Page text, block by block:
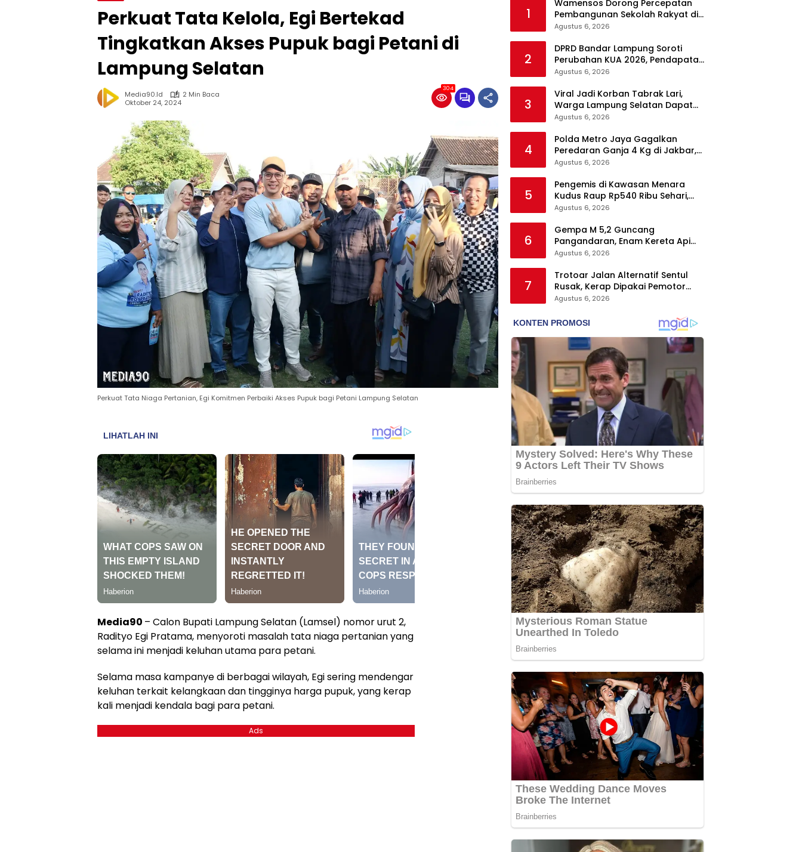
Perkuat Tata Kelola, Egi Bertekad
Tingkatkan Akses Pupuk bagi Petani di
Lampung Selatan
Media90.id
2 Min Baca
Oktober 24, 2024
304
Perkuat Tata Niaga Pertanian, Egi Komitmen Perbaiki Akses Pupuk bagi Petani Lampung Selatan
Media90 – Calon Bupati Lampung Selatan (Lamsel) nomor urut 2,
Radityo Egi Pratama, menyoroti masalah tata niaga pertanian yang
selama ini menjadi keluhan utama para petani.
Selama masa kampanye di berbagai wilayah, Egi sering mendengar
keluhan terkait kelangkaan dan tingginya harga pupuk, yang kerap
kali menjadi kendala bagi para petani.
Ads
1
Wamensos Dorong Percepatan
Pembangunan Sekolah Rakyat di
Probolinggo, Kuansing, dan
Agustus 6, 2026
2
DPRD Bandar Lampung Soroti
Perubahan KUA 2026, Pendapatan
Naik tapi Belanja Pembangunan
Agustus 6, 2026
3
Viral Jadi Korban Tabrak Lari,
Warga Lampung Selatan Dapat
Dukungan RMD Team, DPRD, dan
Agustus 6, 2026
4
Polda Metro Jaya Gagalkan
Peredaran Ganja 4 Kg di Jakbar,
Seorang Pengedar Ditangkap
Agustus 6, 2026
5
Pengemis di Kawasan Menara
Kudus Raup Rp540 Ribu Sehari,
Diduga Paksa Peziarah hingga
Agustus 6, 2026
6
Gempa M 5,2 Guncang
Pangandaran, Enam Kereta Api
Sempat Berhenti Darurat demi
Agustus 6, 2026
7
Trotoar Jalan Alternatif Sentul
Rusak, Kerap Dipakai Pemotor
sebagai Jalur Pintas
Agustus 6, 2026